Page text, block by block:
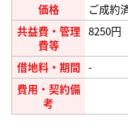
価格 ご成約
共益費・管理
費等
8250円
借地料・期間 -
費用・契約備
考